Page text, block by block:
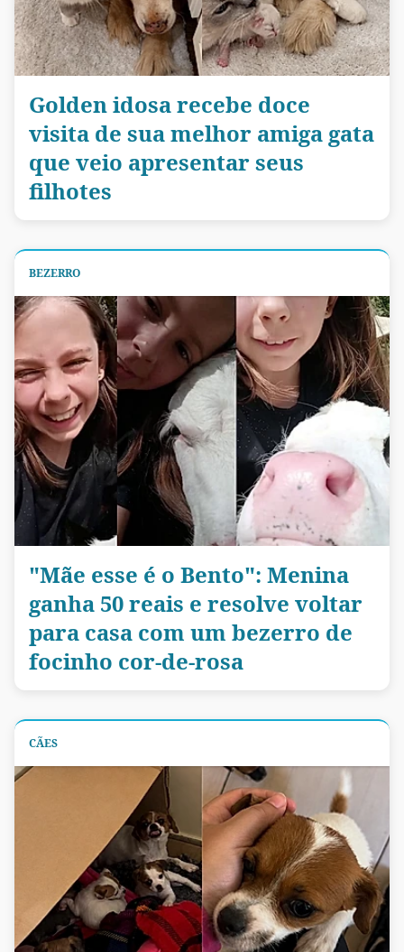
Golden idosa recebe doce
visita de sua melhor amiga gata
que veio apresentar seus
filhotes
BEZERRO
"Mãe esse é o Bento": Menina
ganha 50 reais e resolve voltar
para casa com um bezerro de
focinho cor-de-rosa
CÃES